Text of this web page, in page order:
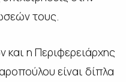
τους.
και η Περιφερειάρχης
είναι δίπλα